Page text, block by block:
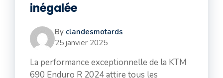
inégalée
By clandesmotards
25 janvier 2025
La performance exceptionnelle de la KTM
690 Enduro R 2024 attire tous les